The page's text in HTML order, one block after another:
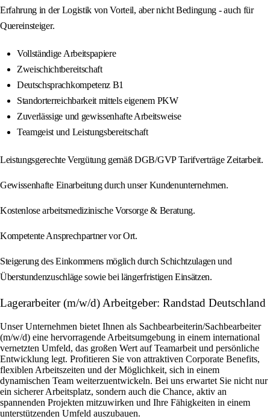
Erfahrung in der Logistik von Vorteil, aber nicht Bedingung - auch für
Quereinsteiger.
Vollständige Arbeitspapiere
Zweischichtbereitschaft
Deutschsprachkompetenz B1
Standorterreichbarkeit mittels eigenem PKW
Zuverlässige und gewissenhafte Arbeitsweise
Teamgeist und Leistungsbereitschaft
Leistungsgerechte Vergütung gemäß DGB/GVP Tarifverträge Zeitarbeit.
Gewissenhafte Einarbeitung durch unser Kundenunternehmen.
Kostenlose arbeitsmedizinische Vorsorge & Beratung.
Kompetente Ansprechpartner vor Ort.
Steigerung des Einkommens möglich durch Schichtzulagen und
Überstundenzuschläge sowie bei längerfristigen Einsätzen.
Lagerarbeiter (m/w/d) Arbeitgeber: Randstad Deutschland
Unser Unternehmen bietet Ihnen als Sachbearbeiterin/Sachbearbeiter
(m/w/d) eine hervorragende Arbeitsumgebung in einem international
vernetzten Umfeld, das großen Wert auf Teamarbeit und persönliche
Entwicklung legt. Profitieren Sie von attraktiven Corporate Benefits,
flexiblen Arbeitszeiten und der Möglichkeit, sich in einem
dynamischen Team weiterzuentwickeln. Bei uns erwartet Sie nicht nur
ein sicherer Arbeitsplatz, sondern auch die Chance, aktiv an
spannenden Projekten mitzuwirken und Ihre Fähigkeiten in einem
unterstützenden Umfeld auszubauen.